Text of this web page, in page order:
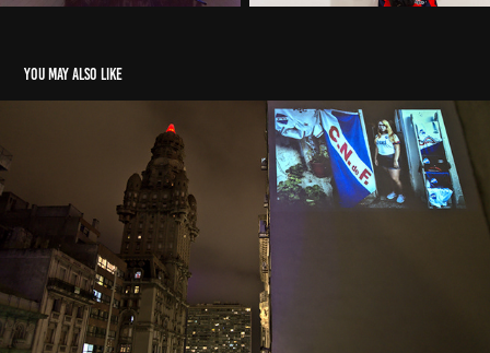
You may also like
MONTEVIDEO